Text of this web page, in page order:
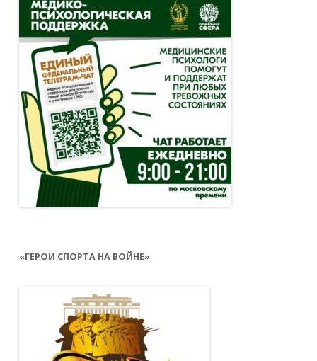
«ГЕРОИ СПОРТА НА ВОЙНЕ»